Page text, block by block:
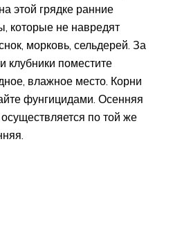
этой грядке ранние
которые не навредят
морковь, сельдерей. За
клубники поместите
влажное место. Корни
фунгицидами. Осенняя
по той же